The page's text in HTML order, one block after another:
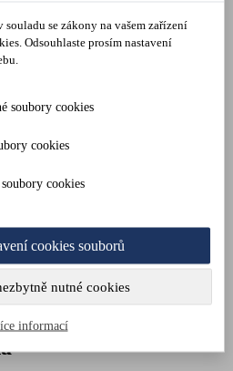
co může být. Vydejte se po její
tatínkovi změnil pohled na svět.
nejbližšími.
přijď prožít svou oslavu trochu
Od deskových her až po
se zákony na vašem zařízení
Odsouhlaste prosím nastavení
soubory cookies
cookies
cookies
cookies souborů
nutné cookies
informací